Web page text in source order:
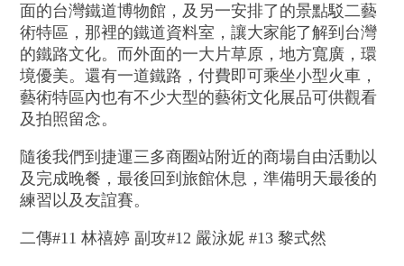
面的台灣鐵道博物館，及另一安排了的景點駁二藝
術特區，那裡的鐵道資料室，讓大家能了解到台灣
的鐵路文化。而外面的一大片草原，地方寬廣，環
境優美。還有一道鐵路，付費即可乘坐小型火車，
藝術特區內也有不少大型的藝術文化展品可供觀看
及拍照留念。
隨後我們到捷運三多商圈站附近的商場自由活動以
及完成晚餐，最後回到旅館休息，準備明天最後的
練習以及友誼賽。
二傳#11 林禧婷 副攻#12 嚴泳妮 #13 黎式然